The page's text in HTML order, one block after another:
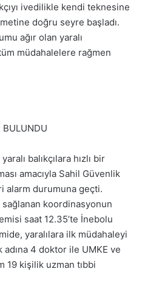
ivedilikle kendi teknesine
doğru seyre başladı.
ağır olan yaralı
müdahalelere rağmen
BULUNDU
balıkçılara hızlı bir
amacıyla Sahil Güvenlik
alarm durumuna geçti.
koordinasyonun
saat 12.35’te İnebolu
yaralılara ilk müdahaleyi
4 doktor ile UMKE ve
19 kişilik uzman tıbbi